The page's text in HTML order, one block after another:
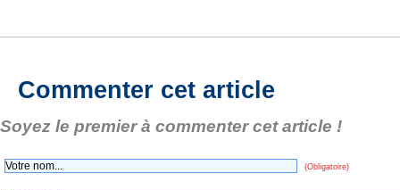
Commenter cet article
Soyez le premier à commenter cet article !
(Obligatoire)